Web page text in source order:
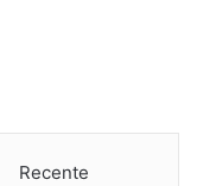
Recente